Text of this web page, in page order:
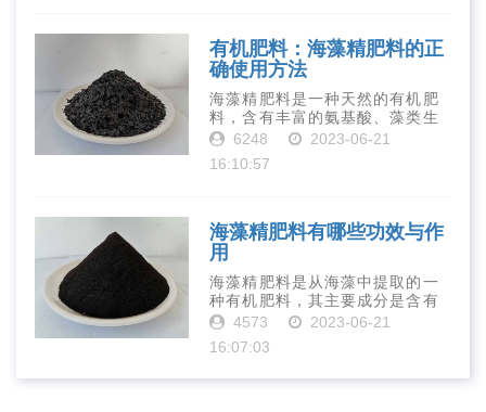
有机肥料：海藻精肥料的正
确使用方法
海藻精肥料是一种天然的有机肥
料，含有丰富的氨基酸、藻类生
长素、维生素、微量元素、蛋白
质等营养物质，可以提高土壤肥
力、促进植物生长、增强植物抗
6248
2023-06-21
16:10:57
海藻精肥料有哪些功效与作
用
海藻精肥料是从海藻中提取的一
种有机肥料，其主要成分是含有
丰富的微量元素、植物生长素、
植物激素等植物营养物质。它具
有增强作物生长、促进植物根系
发达、提高作物产量等多种作用
4573
2023-06-21
16:07:03